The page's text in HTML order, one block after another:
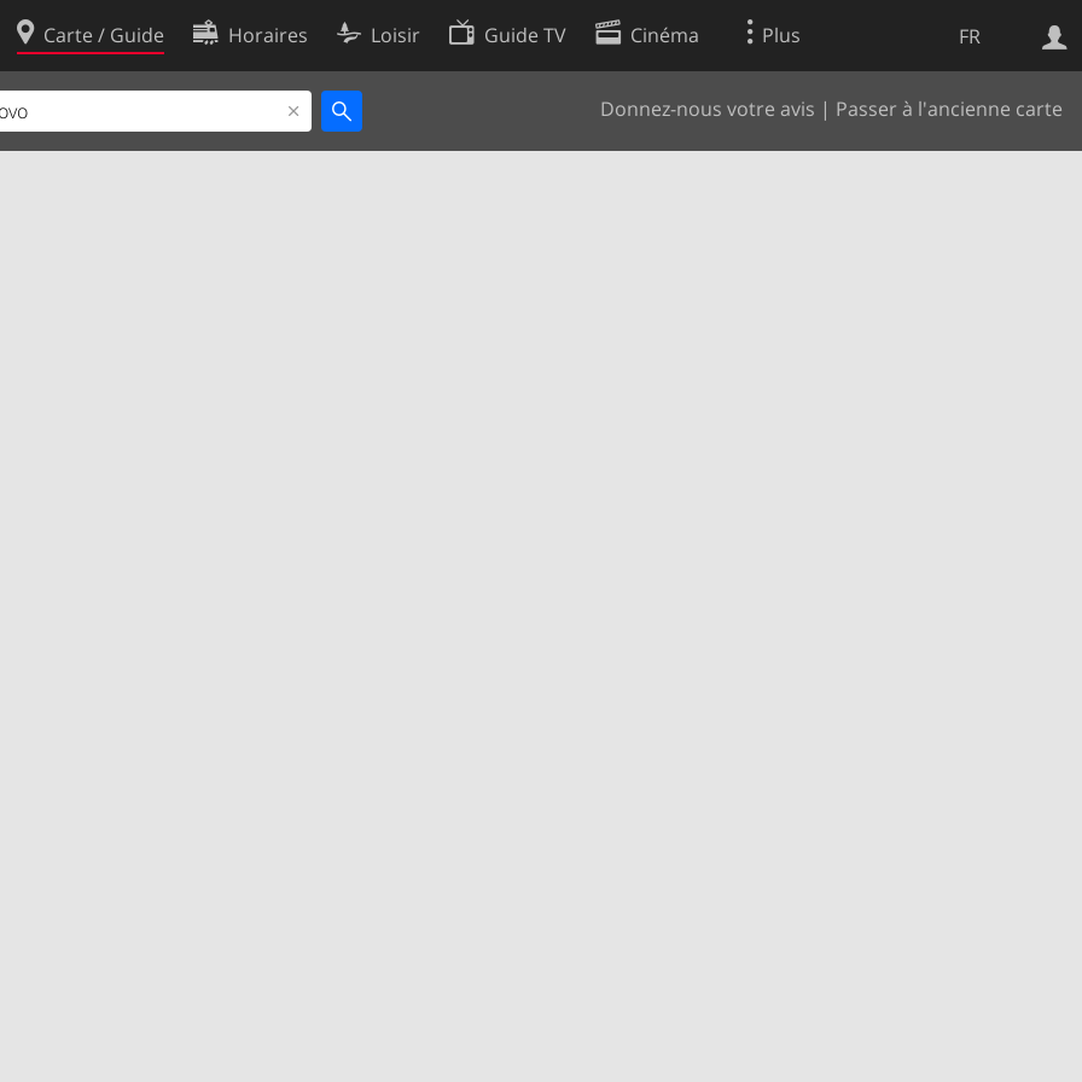
FR
Carte / Guide Horaires Loisir Guide TV Cinéma Plus
Donnez-nous votre avis | Passer à l'ancienne carte
Web
Politique en matière de cookies
Préférences de cookies